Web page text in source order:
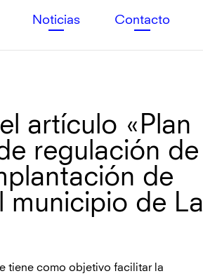
Noticias Contacto
artículo «Plan
regulación de
de
municipio de La
tiene como objetivo facilitar la